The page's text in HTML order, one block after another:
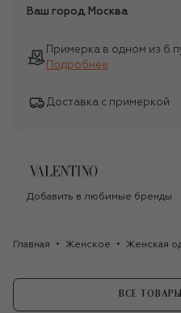
Ваш город Москва
Примерка в одном из 6
Подробнее
Доставка с примеркой
Добавить в любимые бренды
Главная Женское Женская
ВСЕ ТОВАРЫ